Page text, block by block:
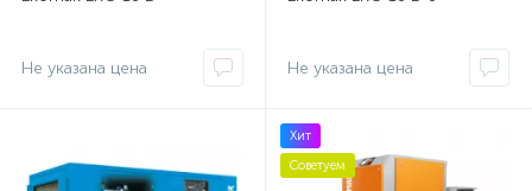
Не указана цена Не указана цена
Хит
Советуем